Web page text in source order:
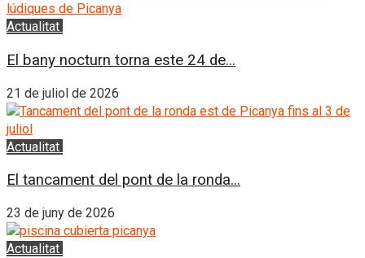
Actualitat
El bany nocturn torna este 24 de...
21 de juliol de 2026
Actualitat
El tancament del pont de la ronda...
23 de juny de 2026
Actualitat